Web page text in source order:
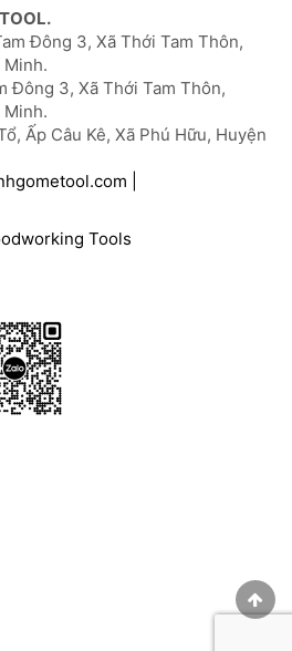
Đông 3, Xã Thới Tam Thôn,
Minh.
Đông 3, Xã Thới Tam Thôn,
Minh.
Ấp Câu Kê, Xã Phú Hữu, Huyện
|
Tools